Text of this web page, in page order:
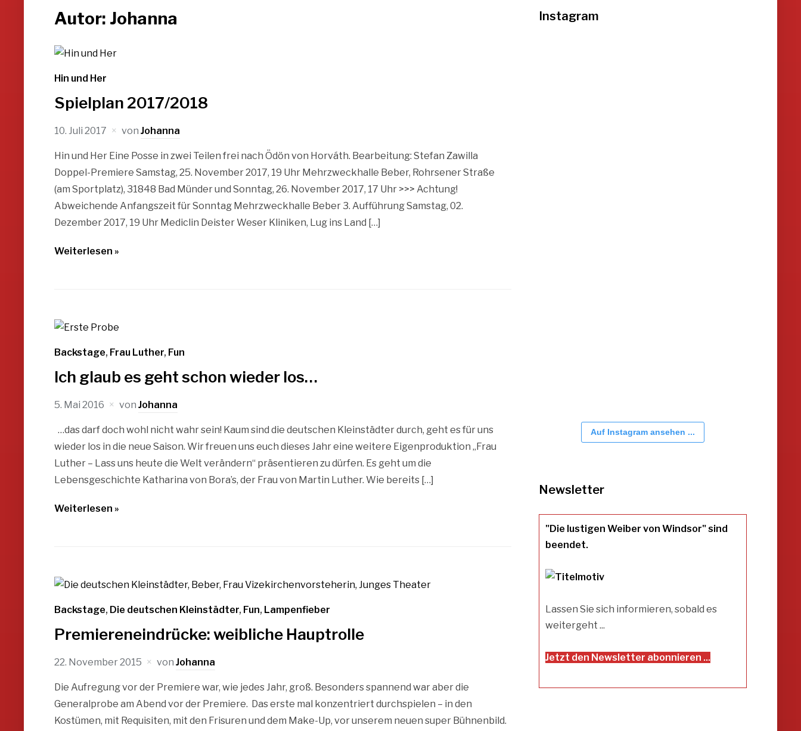
Autor: Johanna
Hin und Her
Spielplan 2017/2018
10. Juli 2017 von Johanna
Hin und Her Eine Posse in zwei Teilen frei nach Ödön von Horváth. Bearbeitung: Stefan Zawilla
Doppel-Premiere Samstag, 25. November 2017, 19 Uhr Mehrzweckhalle Beber, Rohrsener Straße
(am Sportplatz), 31848 Bad Münder und Sonntag, 26. November 2017, 17 Uhr >>> Achtung!
Abweichende Anfangszeit für Sonntag Mehrzweckhalle Beber 3. Aufführung Samstag, 02.
Dezember 2017, 19 Uhr Mediclin Deister Weser Kliniken, Lug ins Land […]
Weiterlesen »
Backstage, Frau Luther, Fun
Ich glaub es geht schon wieder los…
5. Mai 2016 von Johanna
…das darf doch wohl nicht wahr sein! Kaum sind die deutschen Kleinstädter durch, geht es für uns
wieder los in die neue Saison. Wir freuen uns euch dieses Jahr eine weitere Eigenproduktion „Frau
Luther – Lass uns heute die Welt verändern“ präsentieren zu dürfen. Es geht um die
Lebensgeschichte Katharina von Bora’s, der Frau von Martin Luther. Wie bereits […]
Weiterlesen »
Backstage, Die deutschen Kleinstädter, Fun, Lampenfieber
Premiereneindrücke: weibliche Hauptrolle
22. November 2015 von Johanna
Die Aufregung vor der Premiere war, wie jedes Jahr, groß. Besonders spannend war aber die
Generalprobe am Abend vor der Premiere. Das erste mal konzentriert durchspielen – in den
Kostümen, mit Requisiten, mit den Frisuren und dem Make-Up, vor unserem neuen super Bühnenbild.
Instagram
Auf Instagram ansehen ...
Newsletter
"Die lustigen Weiber von Windsor" sind
beendet.
Lassen Sie sich informieren, sobald es
weitergeht ...
Jetzt den Newsletter abonnieren ...